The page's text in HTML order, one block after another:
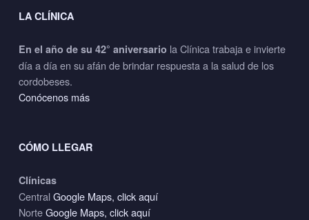
LA CLÍNICA
En el año de su 42° aniversario la Clínica trabaja e invierte
día a día en su afán de brindar respuesta a la salud de los
cordobeses.
Conócenos más
CÓMO LLEGAR
Clínicas
CentralGoogle Maps, click aquí
NorteGoogle Maps, click aquí